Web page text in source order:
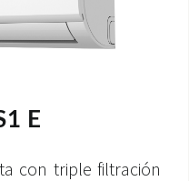
E
con triple filtración